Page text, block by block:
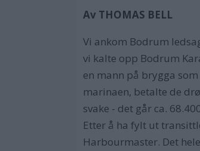
Av THOMAS BELL
Vi ankom Bodrum
vi kalte opp Bodrum
en mann på brygga
marinaen, betalte de
svake - det går ca.
Etter å ha fylt ut
Harbourmaster. Det